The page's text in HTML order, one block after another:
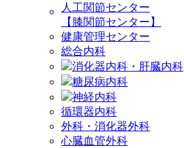
人工関節センター
【膝関節センター】
健康管理センター
総合内科
消化器内科・肝臓内科
糖尿病内科
神経内科
循環器内科
外科・消化器外科
心臓血管外科